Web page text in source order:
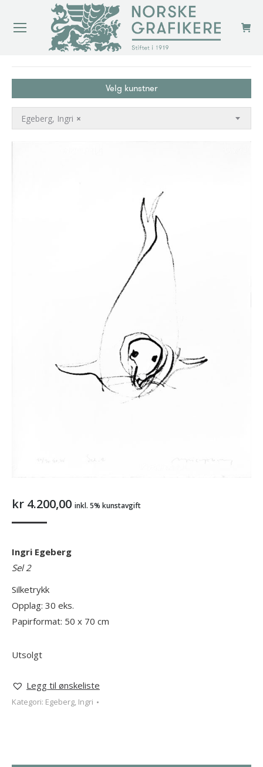
Velg kunstner
×
Egeberg, Ingri
kr 4.200,00 inkl. 5% kunstavgift
Ingri Egeberg
Sel2
Silketrykk
Opplag: 30 eks.
Papirformat: 50 x 70 cm
Utsolgt
Legg til ønskeliste
Kategori: Egeberg, Ingri